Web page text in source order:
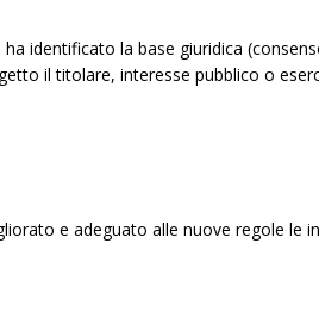
identificato la base giuridica
il titolare, interesse pubblico o
e adeguato alle nuove regole le